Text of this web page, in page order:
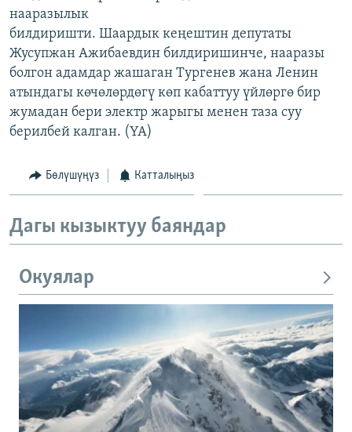
ЭЕ/АРнун бардык сайттары
нааразылык
билдиришти. Шаардык кеңештин депутаты
Жусупжан Ажибаевдин билдиришинче, нааразы
болгон адамдар жашаган Тургенев жана Ленин
атындагы көчөлөрдөгү көп кабаттуу үйлөргө бир
жумадан бери электр жарыгы менен таза суу
берилбей калган. (YA)
Бөлүшүңүз Катталыңыз
Дагы кызыктуу баяндар
Окуялар